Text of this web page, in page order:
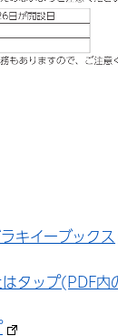
キイーブックス
タップ(PDF